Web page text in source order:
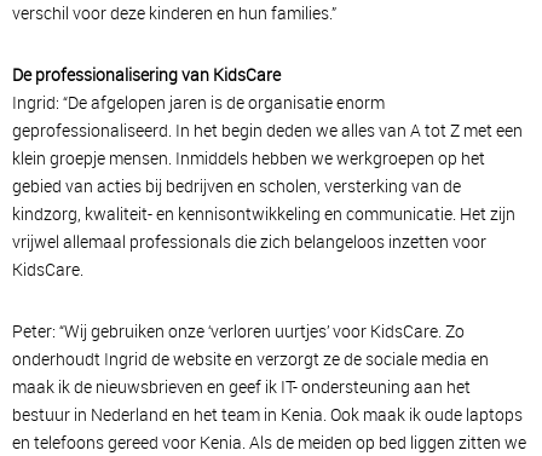
verschil voor deze kinderen en hun families.”
De professionalisering van KidsCare
Ingrid: “De afgelopen jaren is de organisatie enorm
geprofessionaliseerd. In het begin deden we alles van A tot Z met een
klein groepje mensen. Inmiddels hebben we werkgroepen op het
gebied van acties bij bedrijven en scholen, versterking van de
kindzorg, kwaliteit- en kennisontwikkeling en communicatie. Het zijn
vrijwel allemaal professionals die zich belangeloos inzetten voor
KidsCare.
Peter: “Wij gebruiken onze ‘verloren uurtjes’ voor KidsCare. Zo
onderhoudt Ingrid de website en verzorgt ze de sociale media en
maak ik de nieuwsbrieven en geef ik IT- ondersteuning aan het
bestuur in Nederland en het team in Kenia. Ook maak ik oude laptops
en telefoons gereed voor Kenia. Als de meiden op bed liggen zitten we